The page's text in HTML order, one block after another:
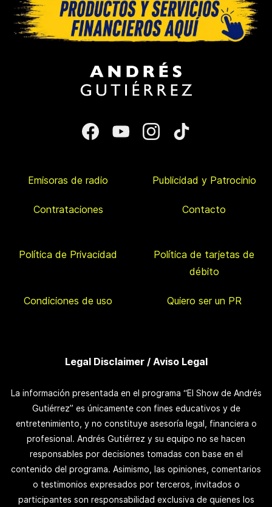
Emisoras de radio Publicidad y Patrocinio
Contrataciones Contacto
Política de Privacidad
Política de tarjetas de
débito
Condiciones de uso Quiero ser un PR
Legal Disclaimer / Aviso Legal
La información presentada en el programa “El Show de Andrés
Gutiérrez” es únicamente con fines educativos y de
entretenimiento, y no constituye asesoría legal, financiera o
profesional. Andrés Gutiérrez y su equipo no se hacen
responsables por decisiones tomadas con base en el
contenido del programa. Asimismo, las opiniones, comentarios
o testimonios expresados por terceros, invitados o
participantes son responsabilidad exclusiva de quienes los